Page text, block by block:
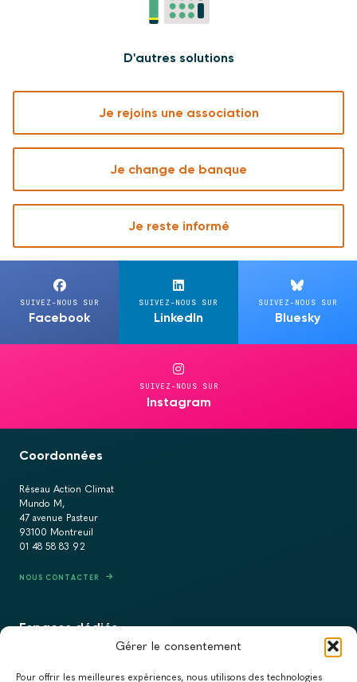
Gérer le consentement
Pour offrir les meilleures expériences, nous utilisons des technologies
D'autres solutions
Je rejoins une association
Je change de banque
Je reste informé
SUIVEZ-NOUS SUR
Facebook
SUIVEZ-NOUS SUR
LinkedIn
SUIVEZ-NOUS SUR
Bluesky
SUIVEZ-NOUS SUR
Instagram
Coordonnées
Réseau Action Climat
Mundo M,
47 avenue Pasteur
93100 Montreuil
01 48 58 83 92
NOUS CONTACTER
Espaces dédiés